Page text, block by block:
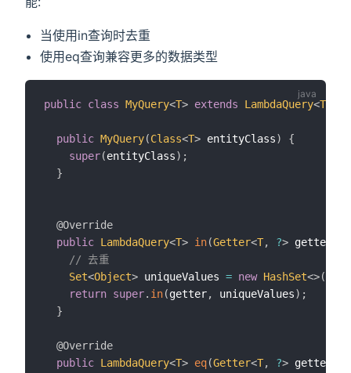
当使用in查询时去重
使用eq查询兼容更多的数据类型
public class MyQuery<T> extends LambdaQuery<T
public MyQuery(Class<T> entityClass)
{
super(entityClass) ;
}
@Override
public LambdaQuery<T> in(Getter<T, ?> getter
// 去重
Set<Object> uniqueValues = new HashSet<>(
return super. in(getter, uniqueValues) ;
}
@Override
public LambdaQuery<T> eq(Getter<T, ?> getter